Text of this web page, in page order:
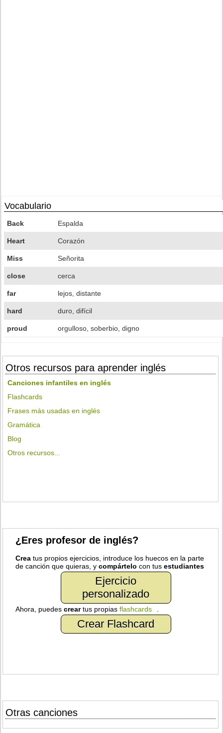
Vocabulario
Back Espalda
Heart Corazón
Miss Señorita
close cerca
far lejos, distante
hard duro, difícil
proud orgulloso, soberbio, digno
Otros recursos para aprender inglés
Canciones infantiles en inglés
Flashcards
Frases más usadas en inglés
Gramática
Blog
Otros recursos...
¿Eres profesor de inglés?
Crea tus propios ejercicios, introduce los huecos en la parte
de canción que quieras, ycompártelo con tusestudiantes
Ejercicio
personalizado
Ahora, puedescreartus propiasflashcards
Crear Flashcard
Otras canciones